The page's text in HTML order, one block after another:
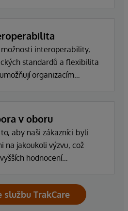
interoperability,
standardů a flexibilita
organizacím
v oboru
aby naši zákazníci byli
na jakoukoli výzvu, což
hodnocení
službu TrakCare